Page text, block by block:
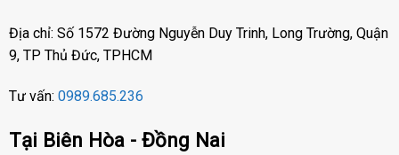
Địa chỉ: Số 1572 Đường Nguyễn Duy Trinh, Long Trường, Quận
9, TP Thủ Đức, TPHCM
Tư vấn: 0989.685.236
Tại Biên Hòa - Đồng Nai